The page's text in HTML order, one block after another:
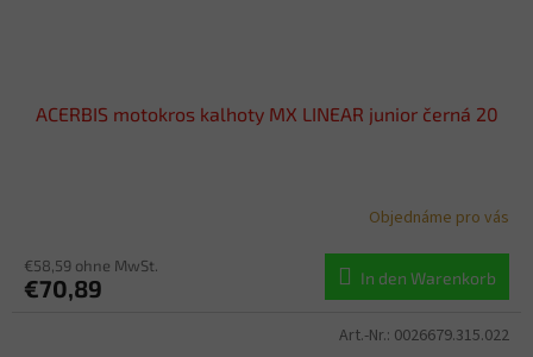
ACERBIS motokros kalhoty MX LINEAR junior černá 20
Objednáme pro vás
€58,59 ohne MwSt.
€70,89 In den Warenkorb
Art.-Nr.: 0026679.315.022